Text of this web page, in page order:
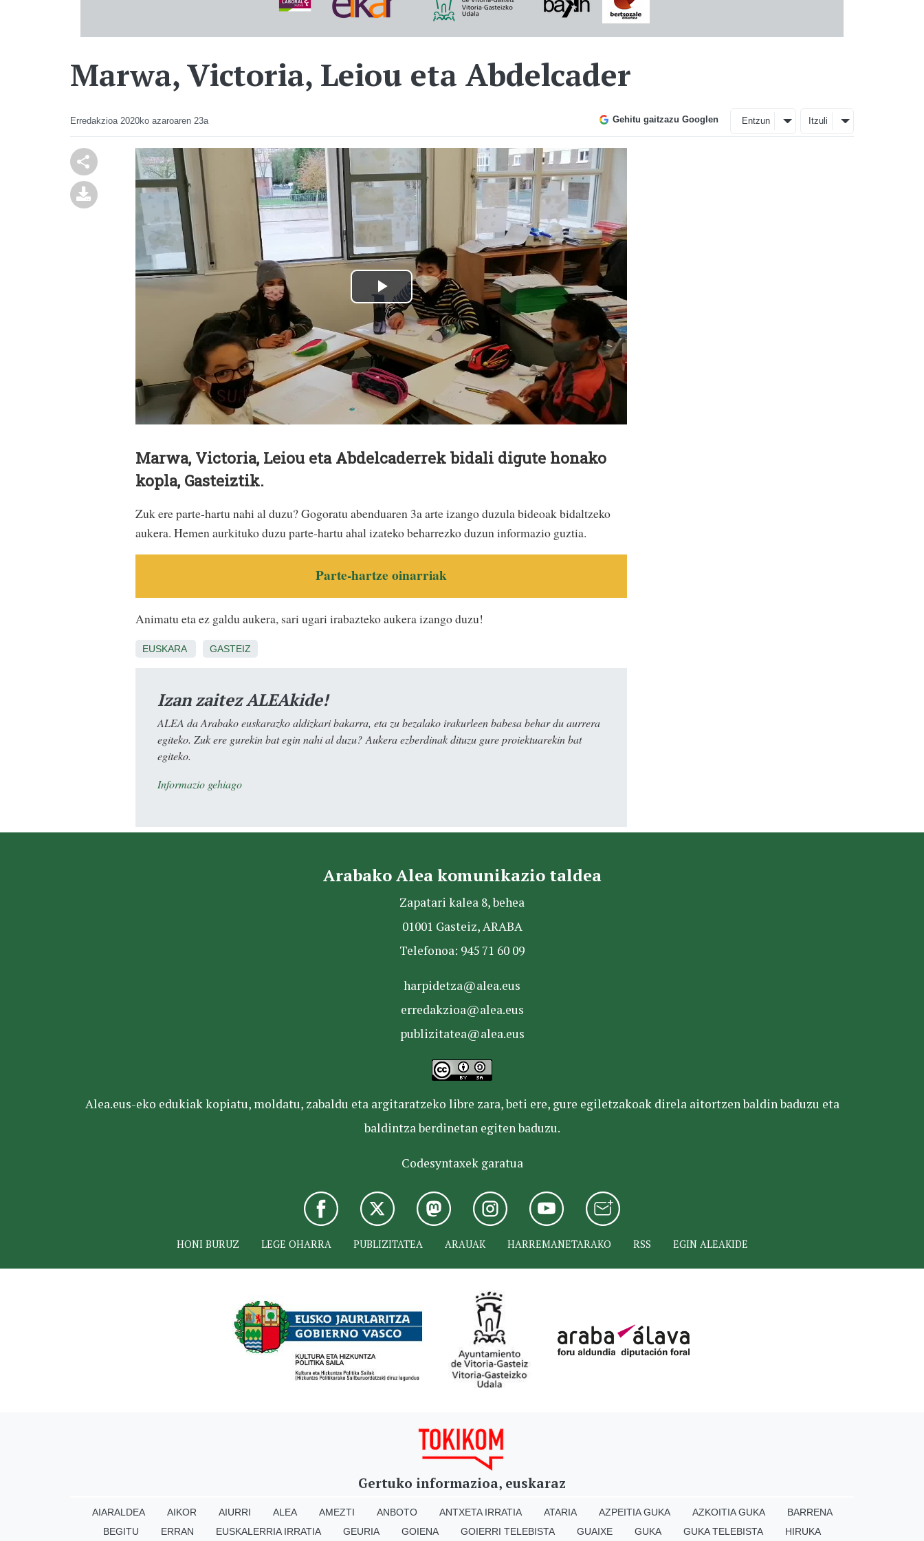
Marwa, Victoria, Leiou eta Abdelcader
Erredakzioa 2020ko azaroaren 23a Gehitu gaitzazu Googlen Entzun Itzuli
Marwa, Victoria, Leiou eta Abdelcaderrek bidali digute honako
kopla, Gasteiztik.
Zuk ere parte-hartu nahi al duzu? Gogoratu abenduaren 3a arte izango duzula bideoak bidaltzeko
aukera. Hemen aurkituko duzu parte-hartu ahal izateko beharrezko duzun informazio guztia.
Parte-hartze oinarriak
Animatu eta ez galdu aukera, sari ugari irabazteko aukera izango duzu!
EUSKARA GASTEIZ
Izan zaitez ALEAkide!
ALEA da Arabako euskarazko aldizkari bakarra, eta zu bezalako irakurleen babesa behar du aurrera
egiteko. Zuk ere gurekin bat egin nahi al duzu? Aukera ezberdinak dituzu gure proiektuarekin bat
egiteko.
Informazio gehiago
Arabako Alea komunikazio taldea
Zapatari kalea 8, behea
01001 Gasteiz, ARABA
Telefonoa: 945 71 60 09
harpidetza@alea.eus
erredakzioa@alea.eus
publizitatea@alea.eus
Alea.eus-eko edukiak kopiatu, moldatu, zabaldu eta argitaratzeko libre zara, beti ere, gure egiletzakoak direla aitortzen baldin baduzu eta
baldintza berdinetan egiten baduzu.
Codesyntaxek garatua
HONI BURUZ LEGE OHARRA PUBLIZITATEA ARAUAK HARREMANETARAKO RSS EGIN ALEAKIDE
Gertuko informazioa, euskaraz
AIARALDEA AIKOR AIURRI ALEA AMEZTI ANBOTO ANTXETA IRRATIA ATARIA AZPEITIA GUKA AZKOITIA GUKA
BARRENA
BEGITU
ERRAN EUSKALERRIA IRRATIA GEURIA GOIENA GOIERRI TELEBISTA GUAIXE GUKA GUKA TELEBISTA HIRUKA